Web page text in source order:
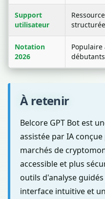
Support
utilisateur
structurée
Notation
2026
débutants
À retenir
Belcore GPT Bot est
assistée par IA
marchés de
accessible et plus
outils d'analyse
interface intuitive et